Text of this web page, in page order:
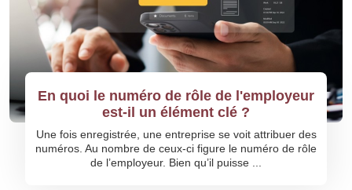
En quoi le numéro de rôle de l'employeur
est-il un élément clé ?
Une fois enregistrée, une entreprise se voit attribuer des
numéros. Au nombre de ceux-ci figure le numéro de rôle
de l’employeur. Bien qu’il puisse ...